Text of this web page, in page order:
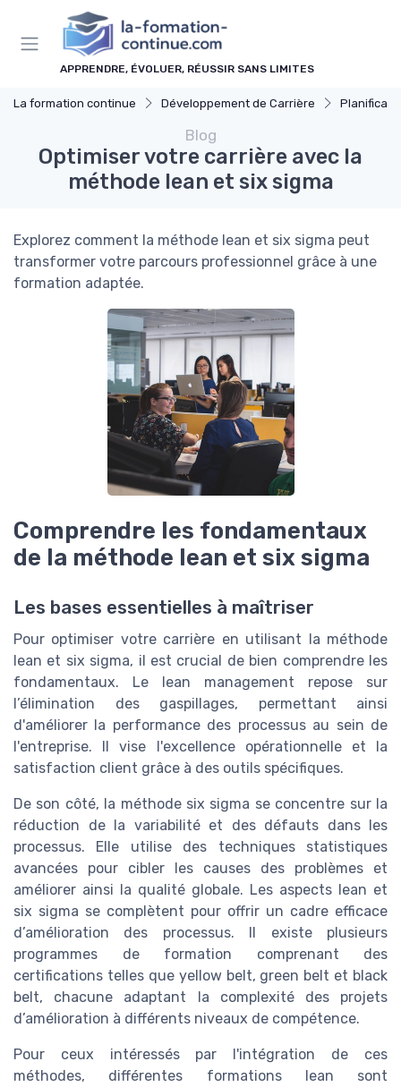
APPRENDRE, ÉVOLUER, RÉUSSIR SANS LIMITES
La formation continue Développement de Carrière
Blog
Optimiser votre carrière avec la
méthode lean et six sigma
Explorez comment la méthode lean et six sigma peut
transformer votre parcours professionnel grâce à une
formation adaptée.
Comprendre les fondamentaux
de la méthode lean et six sigma
Les bases essentielles à maîtriser
Pour optimiser votre carrière en utilisant la méthode
lean et six sigma, il est crucial de bien comprendre les
fondamentaux. Le lean management repose sur
l’élimination des gaspillages, permettant ainsi
d'améliorer la performance des processus au sein de
l'entreprise. Il vise l'excellence opérationnelle et la
satisfaction client grâce à des outils spécifiques.
De son côté, la méthode six sigma se concentre sur la
réduction de la variabilité et des défauts dans les
processus. Elle utilise des techniques statistiques
avancées pour cibler les causes des problèmes et
améliorer ainsi la qualité globale. Les aspects lean et
six sigma se complètent pour offrir un cadre efficace
d’amélioration des processus. Il existe plusieurs
programmes de formation comprenant des
certifications telles que yellow belt, green belt et black
belt, chacune adaptant la complexité des projets
d’amélioration à différents niveaux de compétence.
Pour ceux intéressés par l'intégration de ces
méthodes, différentes formations lean sont
Panneau de gestion des cookies